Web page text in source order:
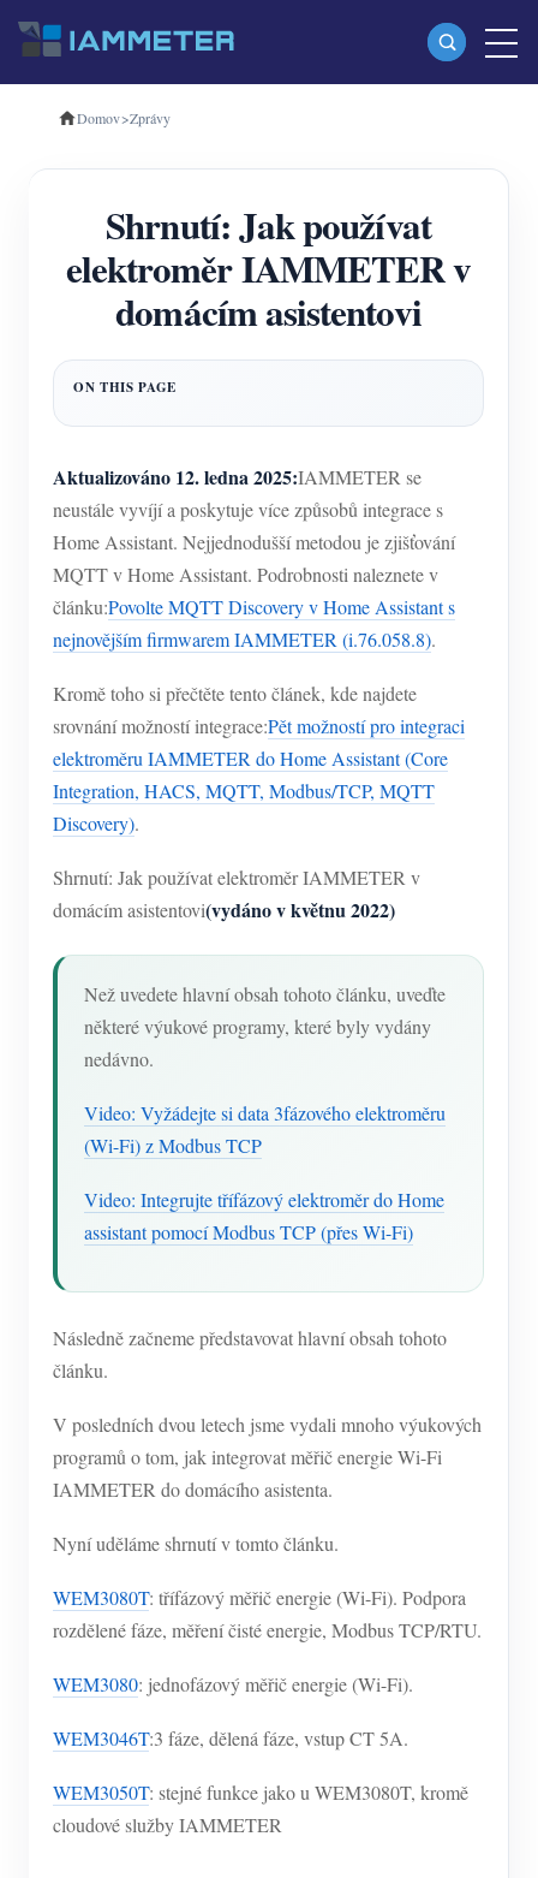
produkty
Třífázový Wi-Fi měřič energie (WEM3080T)
Třífázový Wi-Fi měřič energie (WEM3046T)
Třífázový Wi-Fi měřič energie (WEM3050T)
WiFi Power Controller
Nabíječka EV
Simulátor IAMMETER
Systém energetického předpovídání a simulace
Aplikace
Monitor energie solárního FV systému
Monitor spotřeby elektřiny
Řídicí systém PV ohřívače
Automatizace domácnosti
Tovární energetické monitorování
Zdroje
Rychlý start produktu
Dokument
Výukové video
Zprávy
Blogy
Společenství
Vývojář
Program odměn
O nás
Domov>Zprávy
Shrnutí: Jak používat
elektroměr IAMMETER v
domácím asistentovi
Aktualizováno 12. ledna 2025:IAMMETER se
neustále vyvíjí a poskytuje více způsobů integrace s
Home Assistant. Nejjednodušší metodou je zjišťování
MQTT v Home Assistant. Podrobnosti naleznete v
článku:Povolte MQTT Discovery v Home Assistant s
nejnovějším firmwarem IAMMETER (i.76.058.8).
Kromě toho si přečtěte tento článek, kde najdete
srovnání možností integrace:Pět možností pro integraci
elektroměru IAMMETER do Home Assistant (Core
Integration, HACS, MQTT, Modbus/TCP, MQTT
Discovery).
Shrnutí: Jak používat elektroměr IAMMETER v
domácím asistentovi(vydáno v květnu 2022)
Než uvedete hlavní obsah tohoto článku, uveďte
některé výukové programy, které byly vydány
nedávno.
Video: Vyžádejte si data 3fázového elektroměru
(Wi-Fi) z Modbus TCP
Video: Integrujte třífázový elektroměr do Home
assistant pomocí Modbus TCP (přes Wi-Fi)
Následně začneme představovat hlavní obsah tohoto
článku.
V posledních dvou letech jsme vydali mnoho výukových
programů o tom, jak integrovat měřič energie Wi-Fi
IAMMETER do domácího asistenta.
Nyní uděláme shrnutí v tomto článku.
WEM3080T: třífázový měřič energie (Wi-Fi). Podpora
rozdělené fáze, měření čisté energie, Modbus TCP/RTU.
WEM3080: jednofázový měřič energie (Wi-Fi).
WEM3046T:3 fáze, dělená fáze, vstup CT 5A.
WEM3050T: stejné funkce jako u WEM3080T, kromě
cloudové služby IAMMETER